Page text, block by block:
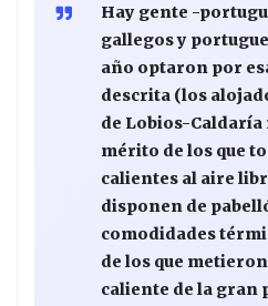
Hay gente -
gallegos y
año optaron por
descrita (los
de Lobios-
mérito de los que
calientes al aire
disponen de
comodidades
de los que
caliente de la gran